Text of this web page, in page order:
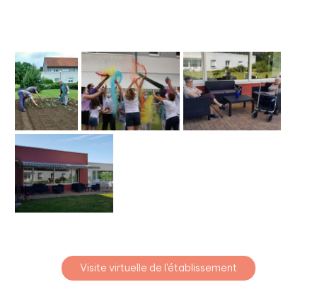
Visite virtuelle de l'établissement